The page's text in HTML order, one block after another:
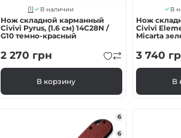
(1) В наличии
Нож складной карманный
Civivi Pyrus, (1.6 см) 14C28N /
G10 темно-красный
2 270 грн
В корзину
В
Нож
Civivi
Micarta
3 740
В
6
6